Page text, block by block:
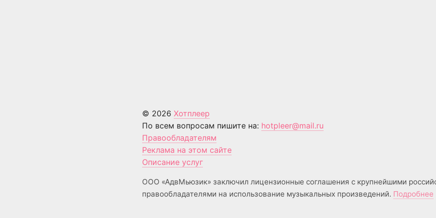
© 2026 Хотплеер
По всем вопросам пишите на: hotpleer@mail.ru
Правообладателям
Реклама на этом сайте
Описание услуг
ООО «АдвМьюзик» заключил лицензионные соглашения с крупнейшими
правообладателями на использование музыкальных произведений. Подробнее